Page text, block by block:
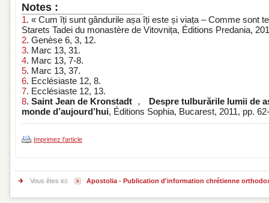
Notes :
1. « Cum îți sunt gândurile așa îți este și viața – Comme sont
Starets Tadei du monastère de Vitovnița, Éditions Predania,
2. Genèse 6, 3, 12.
3. Marc 13, 31.
4. Marc 13, 7-8.
5. Marc 13, 37.
6. Ecclésiaste 12, 8.
7. Ecclésiaste 12, 13.
8. Saint Jean de Kronstadt ,
Despre tulburările lumii de
monde d’aujourd’hui, Éditions Sophia, Bucarest, 2011, pp.
Imprimez l'article
Vous êtes ici: Apostolia - Publication d'information chrétienne